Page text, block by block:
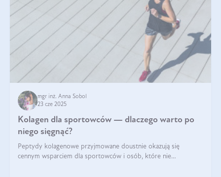
mgr inż. Anna Sobol
23 cze 2025
Kolagen dla sportowców — dlaczego warto po
niego sięgnąć?
Peptydy kolagenowe przyjmowane doustnie okazują się
cennym wsparciem dla sportowców i osób, które nie